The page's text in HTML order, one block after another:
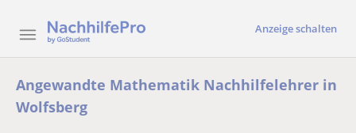
Anzeige schalten
Angewandte Mathematik Nachhilfelehrer in
Wolfsberg